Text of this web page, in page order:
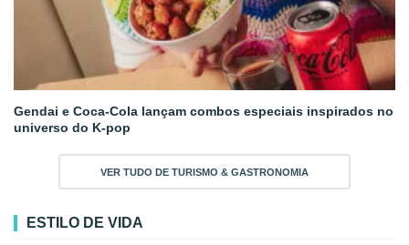
Gendai e Coca-Cola lançam combos especiais inspirados no
universo do K-pop
VER TUDO DE TURISMO & GASTRONOMIA
ESTILO DE VIDA